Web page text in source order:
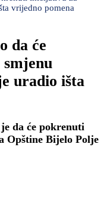
vrijedno pomena
da će
uradio išta
da će pokrenuti
Opštine Bijelo Polje